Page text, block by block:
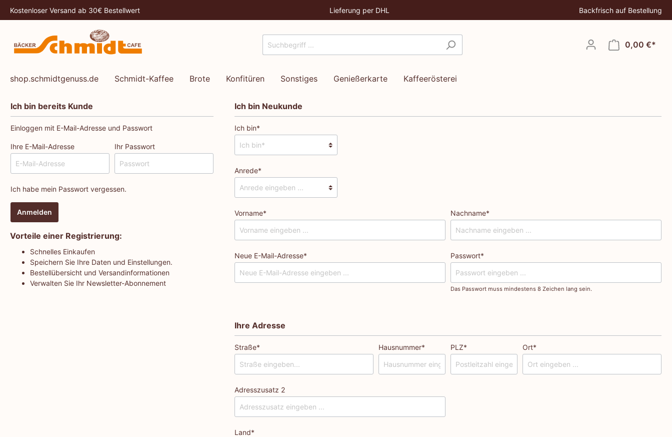
Kostenloser Versand ab 30€ Bestellwert Lieferung per DHL Backfrisch auf Bestellung
0,00 €*
shop.schmidtgenuss.de Schmidt-Kaffee Brote Konfitüren Sonstiges Genießerkarte Kaffeerösterei
Ich bin bereits Kunde
Einloggen mit E-Mail-Adresse und Passwort
Ihre E-Mail-Adresse Ihr Passwort
Ich habe mein Passwort vergessen.
Anmelden
Vorteile einer Registrierung:
Schnelles Einkaufen
Speichern Sie Ihre Daten und Einstellungen.
Bestellübersicht und Versandinformationen
Verwalten Sie Ihr Newsletter-Abonnement
Ich bin Neukunde
Ich bin*
Anrede*
Vorname* Nachname*
Neue E-Mail-Adresse* Passwort*
Das Passwort muss mindestens 8 Zeichen lang sein.
Ihre Adresse
Straße* Hausnummer* PLZ* Ort*
Adresszusatz 2
Land*